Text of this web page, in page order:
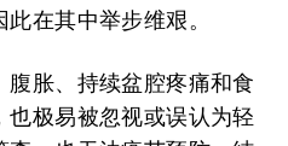
在其中举步维艰。
胀、持续盆腔疼痛和食
极易被忽视或误认为轻